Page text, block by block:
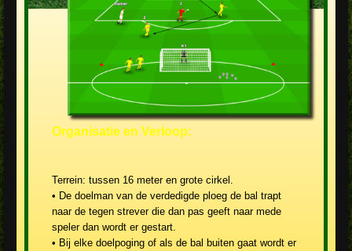
Organisatie en Verloop:
Terrein: tussen 16 meter en grote cirkel.
• De doelman van de verdedigde ploeg de bal trapt
naar de tegen strever die dan pas geeft naar mede
speler dan wordt er gestart.
• Bij elke doelpoging of als de bal buiten gaat wordt er